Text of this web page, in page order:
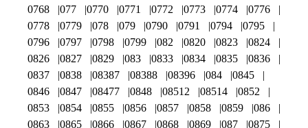
0768
077 0770 0771 0772 0773 0774
0776
0778
0779 078 079 0790 0791 0794
0795
0796
0797 0798 0799 082 0820 0823
0824
0826
0827 0829 083 0833 0834 0835
0836
0837
0838 08387 08388 08396 084
0845
0846
0847 08477 0848 08512 08514
0852
0853
0854 0855 0856 0857 0858 0859
086
0863
0865 0866 0867 0868 0869 087
0875